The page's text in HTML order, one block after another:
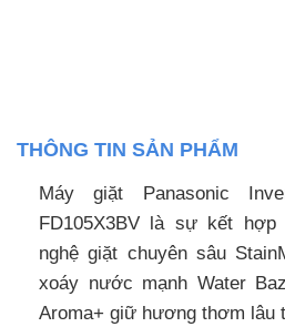
THÔNG TIN SẢN PHẨM
Máy giặt Panasonic
FD105X3BV là sự kết
nghệ giặt chuyên sâu
xoáy nước mạnh Water
Aroma+ giữ hương thơm lâu